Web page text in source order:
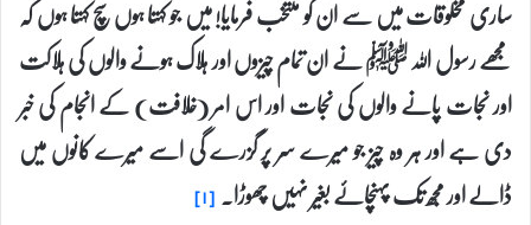
ساری مخلوقات میں سے ان کو منتخب فرمایا! میں جو کہتا ہوں سچ کہتا ہوں کہ
مجھے رسول اللہ ﷺ نے ان تمام چیزوں اور ہلاک ہونے والوں کی ہلاکت
اور نجات پانے والوں کی نجات اور اس امر (خلافت) کے انجام کی خبر
دی ہے اور ہر وہ چیز جو میرے سر پر گزرے گی اسے میرے کانوں میں
ڈالے اور مجھ تک پہنچائے بغیر نہیں چھوڑا۔ [۱]